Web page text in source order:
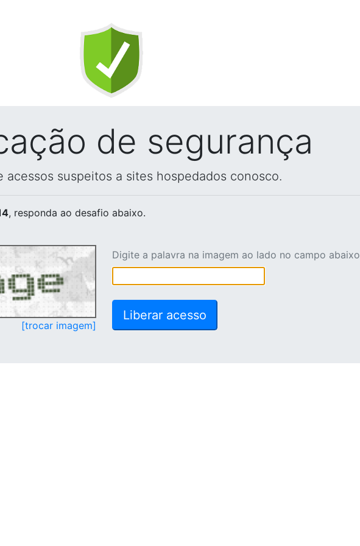
de segurança
suspeitos a sites hospedados conosco.
, responda ao desafio abaixo.
[trocar imagem]
Digite a palavra na imagem ao lado no campo abaixo